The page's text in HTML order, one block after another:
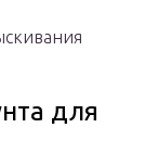
для